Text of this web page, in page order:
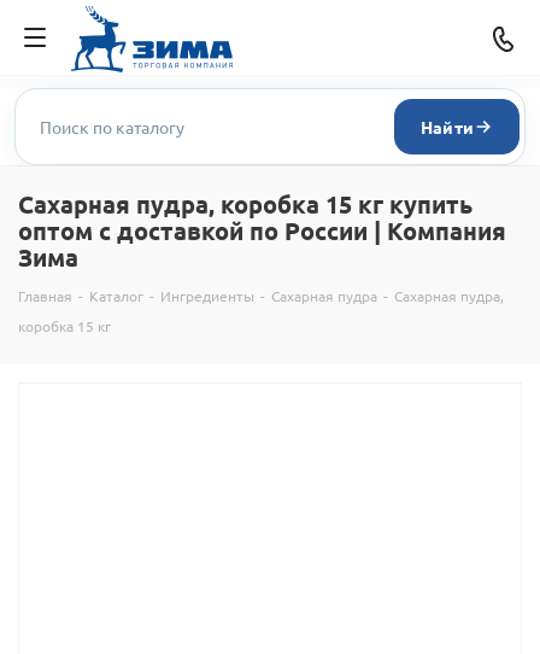
Найти
Сахарная пудра, коробка 15 кг купить
оптом с доставкой по России | Компания
Зима
Главная - Каталог - Ингредиенты - Сахарная пудра - Сахарная пудра,
коробка 15 кг